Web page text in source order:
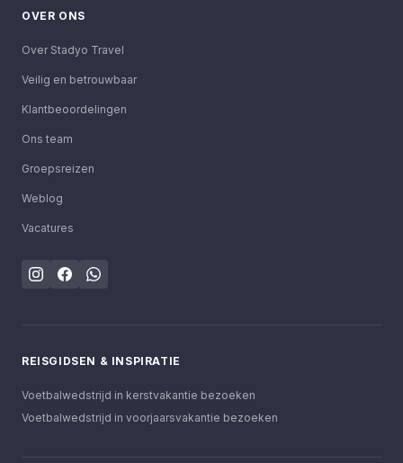
OVER ONS
Over Stadyo Travel
Veilig en betrouwbaar
Klantbeoordelingen
Ons team
Groepsreizen
Weblog
Vacatures
REISGIDSEN & INSPIRATIE
Voetbalwedstrijd in kerstvakantie bezoeken
Voetbalwedstrijd in voorjaarsvakantie bezoeken